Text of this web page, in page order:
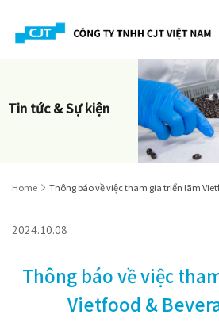
Tin tức & Sự kiện
Home Thông báo về việc tham gia triển lãm
2024.10.08
Thông báo về việc
Vietfood &